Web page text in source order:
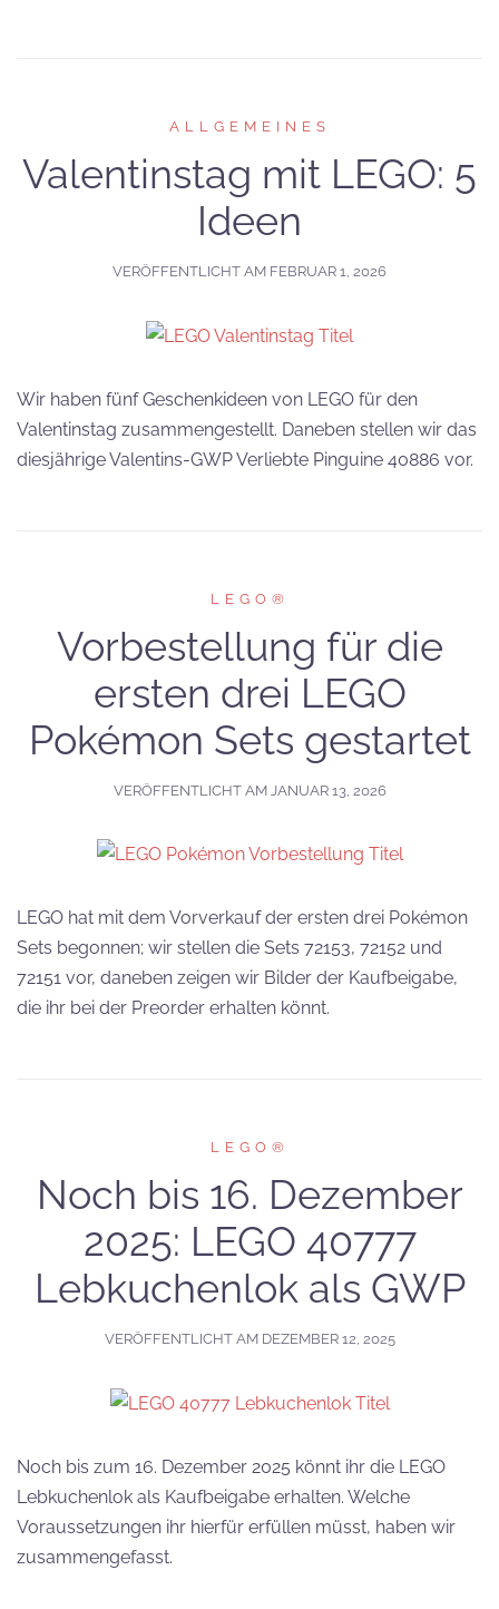
ALLGEMEINES
Valentinstag mit LEGO: 5
Ideen
VERÖFFENTLICHT AM FEBRUAR 1, 2026
Wir haben fünf Geschenkideen von LEGO für den
Valentinstag zusammengestellt. Daneben stellen wir das
diesjährige Valentins-GWP Verliebte Pinguine 40886 vor.
LEGO®
Vorbestellung für die
ersten drei LEGO
Pokémon Sets gestartet
VERÖFFENTLICHT AM JANUAR 13, 2026
LEGO hat mit dem Vorverkauf der ersten drei Pokémon
Sets begonnen; wir stellen die Sets 72153, 72152 und
72151 vor, daneben zeigen wir Bilder der Kaufbeigabe,
die ihr bei der Preorder erhalten könnt.
LEGO®
Noch bis 16. Dezember
2025: LEGO 40777
Lebkuchenlok als GWP
VERÖFFENTLICHT AM DEZEMBER 12, 2025
Noch bis zum 16. Dezember 2025 könnt ihr die LEGO
Lebkuchenlok als Kaufbeigabe erhalten. Welche
Voraussetzungen ihr hierfür erfüllen müsst, haben wir
zusammengefasst.